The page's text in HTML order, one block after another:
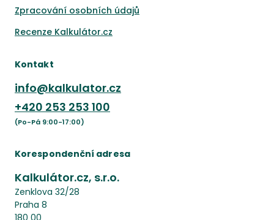
Zpracování osobních údajů
Recenze Kalkulátor.cz
Kontakt
info@kalkulator.cz
+420 253 253 100
(Po-Pá 9:00-17:00)
Korespondenční adresa
Kalkulátor.cz, s.r.o.
Zenklova 32/28
Praha 8
180 00